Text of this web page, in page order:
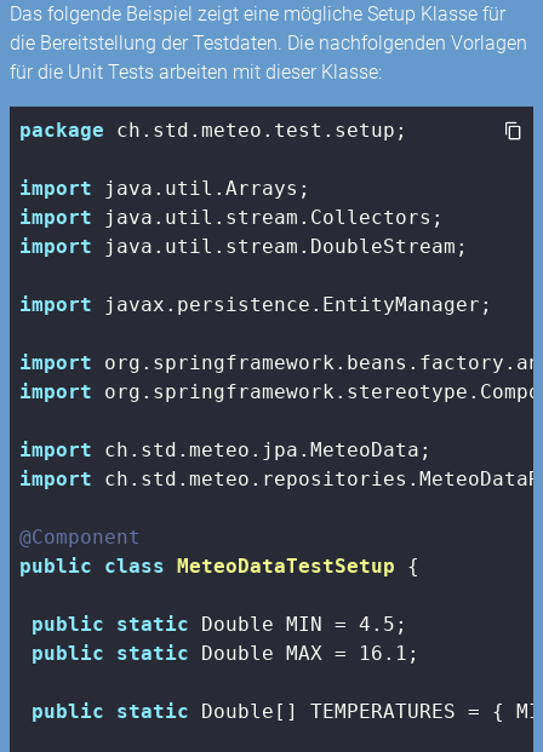
Das folgende Beispiel zeigt eine mögliche Setup Klasse für
die Bereitstellung der Testdaten. Die nachfolgenden Vorlagen
für die Unit Tests arbeiten mit dieser Klasse:
package ch.std.meteo.test.setup;
import
import
import java.util.stream.DoubleStream;
import javax.persistence.EntityManager;
import
import
import
import
@Component
public
class MeteoDataTestSetup {
public static Double MIN = 4.5 ;
public
static Double MAX = 16.1 ;
public static Double[] TEMPERATURES = {